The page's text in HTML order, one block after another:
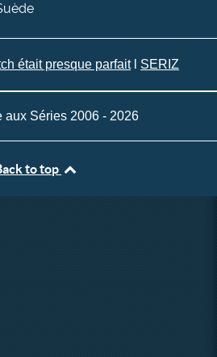
était presque parfaitl SERIZ
aux Séries 2006 - 2026
to top